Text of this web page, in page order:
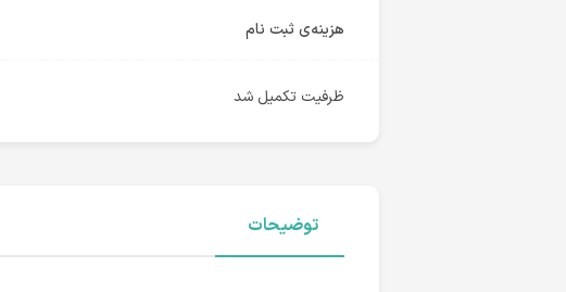
هزینه‌ی ثبت نام
ظرفیت تکمیل شد
توضیحات